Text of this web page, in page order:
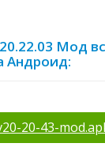
Мод
Андроид:
20-43-